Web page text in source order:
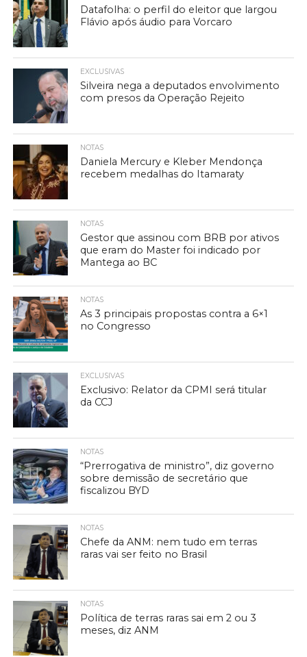
Datafolha: o perfil do eleitor que largou
Flávio após áudio para Vorcaro
EXCLUSIVAS
Silveira nega a deputados envolvimento
com presos da Operação Rejeito
NOTAS
Daniela Mercury e Kleber Mendonça
recebem medalhas do Itamaraty
NOTAS
Gestor que assinou com BRB por ativos
que eram do Master foi indicado por
Mantega ao BC
NOTAS
As 3 principais propostas contra a 6×1
no Congresso
EXCLUSIVAS
Exclusivo: Relator da CPMI será titular
da CCJ
NOTAS
“Prerrogativa de ministro”, diz governo
sobre demissão de secretário que
fiscalizou BYD
NOTAS
Chefe da ANM: nem tudo em terras
raras vai ser feito no Brasil
NOTAS
Política de terras raras sai em 2 ou 3
meses, diz ANM